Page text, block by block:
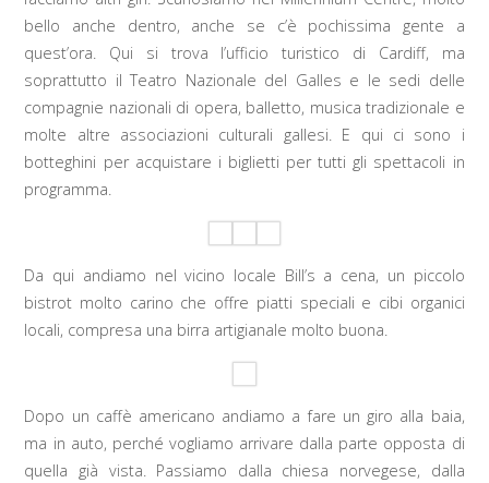
bello anche dentro, anche se c’è pochissima gente a
quest’ora. Qui si trova l’ufficio turistico di Cardiff, ma
soprattutto il Teatro Nazionale del Galles e le sedi delle
compagnie nazionali di opera, balletto, musica tradizionale e
molte altre associazioni culturali gallesi. E qui ci sono i
botteghini per acquistare i biglietti per tutti gli spettacoli in
programma.
Da qui andiamo nel vicino locale Bill’s a cena, un piccolo
bistrot molto carino che offre piatti speciali e cibi organici
locali, compresa una birra artigianale molto buona.
Dopo un caffè americano andiamo a fare un giro alla baia,
ma in auto, perché vogliamo arrivare dalla parte opposta di
quella già vista. Passiamo dalla chiesa norvegese, dalla